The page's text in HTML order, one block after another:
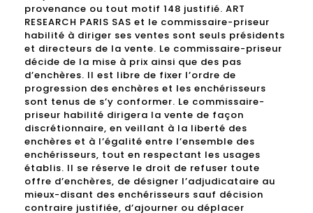
provenance ou tout motif 148 justifié. ART
RESEARCH PARIS SAS et le commissaire-priseur
habilité à diriger ses ventes sont seuls présidents
et directeurs de la vente. Le commissaire-priseur
décide de la mise à prix ainsi que des pas
d’enchères. Il est libre de fixer l’ordre de
progression des enchères et les enchérisseurs
sont tenus de s’y conformer. Le commissaire-
priseur habilité dirigera la vente de façon
discrétionnaire, en veillant à la liberté des
enchères et à l’égalité entre l’ensemble des
enchérisseurs, tout en respectant les usages
établis. Il se réserve le droit de refuser toute
offre d’enchères, de désigner l’adjudicataire au
mieux-disant des enchérisseurs sauf décision
contraire justifiée, d’ajourner ou déplacer